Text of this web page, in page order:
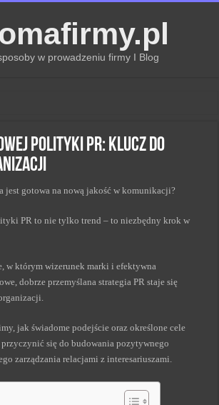
w prowadzeniu firmy I Blog
PR dla lepszych wyników
w sieci kluczem do sukcesu
PR w skutecznym zarządzaniu
do sukcesu w zmianach
polityki PR: Klucz do
jest gotowa na nową jakość w komunikacji?
PR to nie tylko trend – to niezbędny krok w
w którym wizerunek marki i efektywna
dobrze przemyślana strategia PR staje się
jak świadome podejście oraz określone cele
się do budowania pozytywnego
zarządzania relacjami z interesariuszami.